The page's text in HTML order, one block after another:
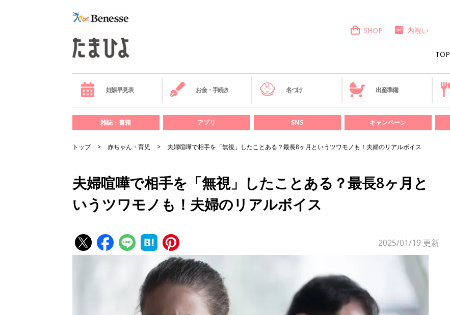
TOP
SHOP 内祝い
妊娠早見表 お金・手続き 名づけ 出産準備
雑誌・書籍 アプリ SNS キャンペーン
トップ 赤ちゃん・育児 夫婦喧嘩で相手を「無視」したことある？最長8ヶ月というツワモノも！夫婦のリアルボイス
夫婦喧嘩で相手を「無視」したことある？最長8ヶ月と
いうツワモノも！夫婦のリアルボイス
2025/01/19 更新